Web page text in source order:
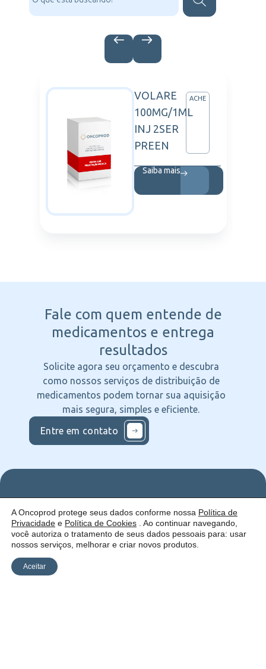
VOLARE
100MG/1ML
INJ 2SER
PREEN
ACHE
Saiba mais
Fale com quem entende de
medicamentos e entrega
resultados
Solicite agora seu orçamento e descubra
como nossos serviços de distribuição de
medicamentos podem tornar sua aquisição
mais segura, simples e eficiente.
Entre em contato
Uma empresa:
Quem
somos
Como
atuamos
ofercemos
Serviços
Catálogo
Siga
nas
Redes
A Oncoprod protege seus dados conforme nossa Política de
Privacidade e Política de Cookies . Ao continuar navegando,
você autoriza o tratamento de seus dados pessoais para: usar
nossos serviços, melhorar e criar novos produtos.
Aceitar